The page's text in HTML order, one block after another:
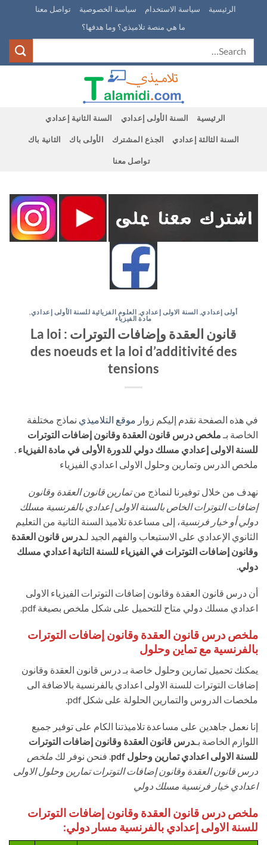
content
الرئيسية سياسة الاستخدام سياسة الخصوصية
تواصل معنا
ما هي منصة تلاميذي؟ وما هدفها؟
الرئيسية السنة الأولى إعدادي السنة الثانية إعدادي
السنة الثالثة إعدادي الجذع المشترك الأولى باك الثانية باك
تواصل معنا
أولى إعدادي, السنة الاولى إعدادي, العلوم الفزيائية للسنة الأولى إعدادي
مادة الفيزياء
قانون العقدة وإضافات التوترات : La loi
des noeuds et la loi d’additivité des
tensions
في هذه الصفحة نقدم إليكم زوار موقع التلاميذي نماذج مختلفة
الخاصة بـ ملخص درس قانون العقدة وقانون إضافات التوترات
للسنة الاولى إعدادي مسلك دولي للدورة الأولى في مادة الفيزياء
ملخص الدرس وتمارين وحلول الاولى اعدادي الفيزياء
نهدف من خلال توفيرنا لنماذج منتمارين قانون العقدة وقانون
إضافات التوترات الخاص بالسنة الاولى إعدادي بالفرنسية مسلك
دولي أو خيار فرنسية، إلى مساعدة تلاميذ السنة الثانية من التعليم
الثانوي الإعدادي على الاستيعاب والفهم الجيد لـ درس قانون العقدة
وقانون إضافات التوترات في الفيزياء للسنة التانية اعدادي مسلك
دولي
أن درس قانون العقدة وقانون إضافات التوترات الفيزياء الاولى
اعدادي مسلك دولي متاح للتحميل على شكل ملخص بصيغة pdf.
ملخص درس قانون العقدة وقانون إضافات التوترات
بالفرنسية مع تماين وحلول
يمكنك تحميل تمارين وحلول خاصة بـ درس قانون العقدة وقانون
إضافات التوترات للسنة الاولى اعدادي بالفرنسية بالاضافة الى
ملخصات الدروس والتمارين الحلولة على شكل pdf.
إنا نعمل جاهدين على مساعدة تلاميذتنا الكام على توفير جميع
اللوازم الخاصة بـدرس قانون العقدة وقانون إضافات التوترات
للسنة الاولى اعدادي تمارين وحلول pdf
. فنحن نوفر لك ملخص
درس قانون العقدة وقانون إضافات التوترات تمارين وحلول الاولى
اعدادي خيار فرنسية مسلك دولي
ملخص درس قانون العقدة وقانون إضافات التوترات
للسنة الاولى إعدادي بالفرنسية مسار دولي: